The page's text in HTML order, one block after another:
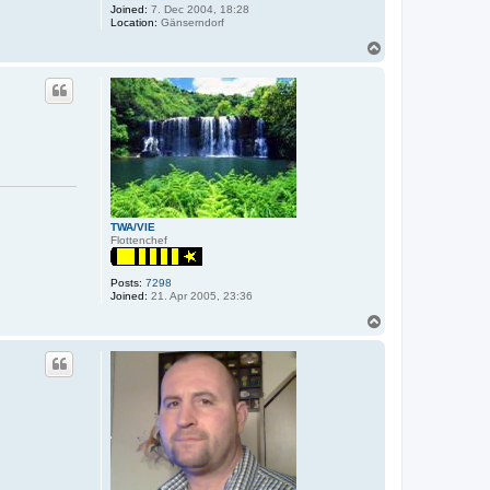
Joined: 7. Dec 2004, 18:28
Location: Gänserndorf
TWA/VIE
Flottenchef
Posts: 7298
Joined: 21. Apr 2005, 23:36